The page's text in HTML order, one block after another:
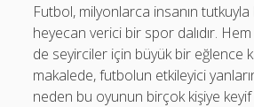
Youtube Yorum Kasma Şifresiz
Sayfa Listesi
tiktok takipçi sayısı nasıl arttırılır
Youtube Yorum Kasma Şifresiz
Futbol, milyonlarca insanın tutkuyla
heyecan verici bir spor dalıdır.
de seyirciler için büyük bir eğlence
makalede, futbolun etkileyici
neden bu oyunun birçok kişiye